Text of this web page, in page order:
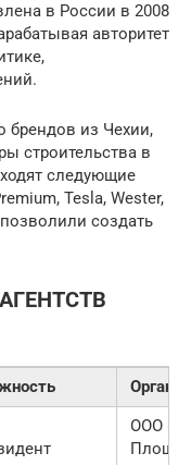
в России в 2008
авторитет
брендов из Чехии,
строительства в
следующие
Tesla, Wester,
создать
ООО